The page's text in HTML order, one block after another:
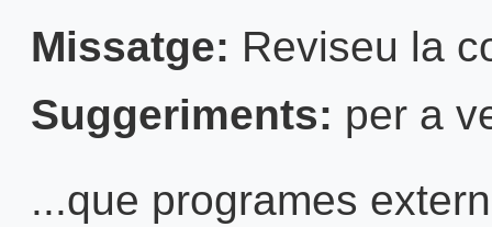
Missatge: Reviseu la
Suggeriments: per a
...que programes